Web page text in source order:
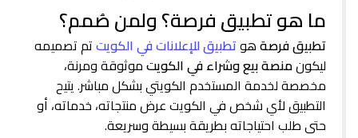
ما هو تطبيق فرصة؟ ولمن صُمم؟
تطبيق فرصةهوتطبيق للإعلانات في الكويتتم تصميمه
ليكونمنصة بيع وشراء في الكويتموثوقة ومرنة،
مخصصة لخدمة المستخدم الكويتي بشكل مباشر. يتيح
التطبيق لأي شخص في الكويت عرض منتجاته، خدماته، أو
حتى طلب احتياجاته بطريقة بسيطة وسريعة.